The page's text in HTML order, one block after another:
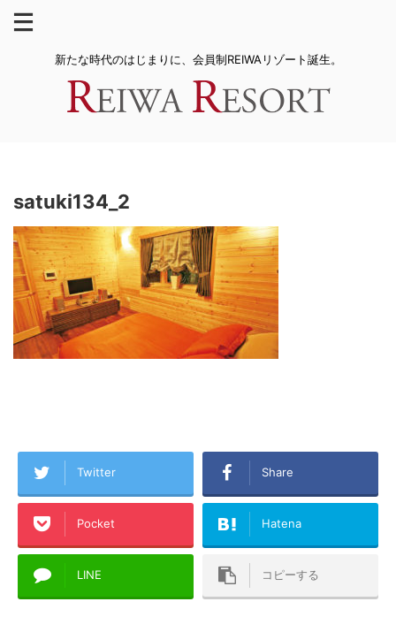
新たな時代のはじまりに、会員制REIWAリゾート誕生。
satuki134_2
Twitter Share
Pocket Hatena
LINE コピーする